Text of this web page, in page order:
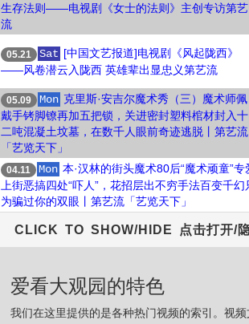
生存法则——电视剧《女士的法则》主创专访第艺
流
05.21 Sat [中国文艺报道]电视剧《风起陇西》
——风卷潜云入陇西 英雄辈出显忠义第艺流
05.09 Mon 克里斯·安吉尔魔术秀（三）魔术师佩
戴手铐脚镣再加五把锁，关进密封塑料棺材封入十
二吨混凝土坟墓，在数千人眼前奇迹逃脱丨第艺流
「艺览天下」
04.11 Mon 本·汉林的街头魔术80后“魔术顽童”专
上街恶搞四处“吓人”，花招层出不穷手法百变千幻
为骗过你的双眼丨第艺流「艺览天下」
CLICK TO SHOW/HIDE 点击打开/
爱看大观园的特色
我们在这里提供的是各种热门视频的索引。视